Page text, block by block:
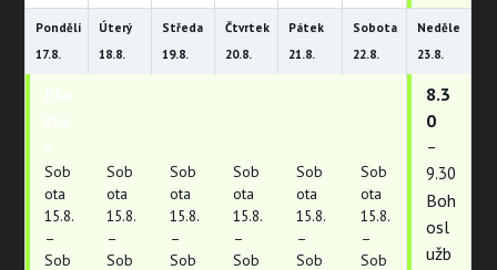
Pondělí
17.8.
Sob
ota
15.8.
–
Sob
Úterý
18.8.
Sob
ota
15.8.
–
Sob
Středa
19.8.
Sob
ota
15.8.
–
Sob
Čtvrtek
20.8.
Sob
ota
15.8.
–
Sob
Pátek
21.8.
Sob
ota
15.8.
–
Sob
Sobota
22.8.
Sob
ota
15.8.
–
Sob
Neděle
23.8.
8.3
0
–
9.30
Boh
osl
užb